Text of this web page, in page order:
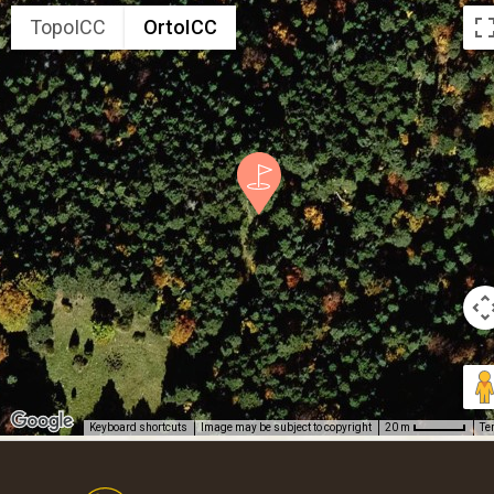
TopoICC OrtoICC
Keyboard shortcuts Image may be subject to copyright 20 m